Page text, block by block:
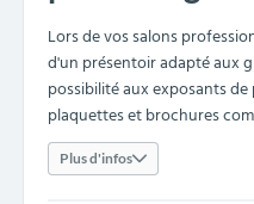
Lors de vos salons
d'un présentoir adapté aux
possibilité aux exposants
plaquettes et brochures
Plus d'infos